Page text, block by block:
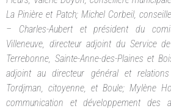
La Pinière et Patch; Michel Corbeil,
– Charles-Aubert et président du
Villeneuve, directeur adjoint du Service
Terrebonne, Sainte-Anne-des-Plaines et
adjoint au directeur général et
Tordjman, citoyenne, et Boule; Mylène
communication et développement